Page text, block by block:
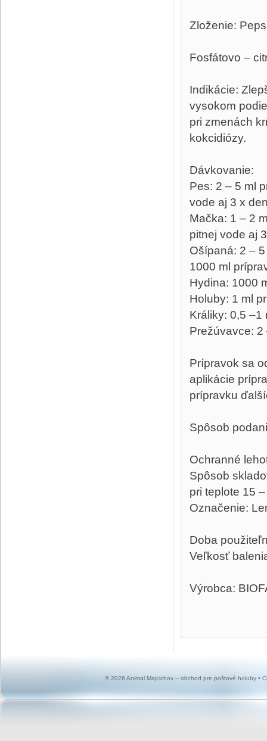
Zloženie:
Fosfátovo –
Indikácie:
vysokom
pri zmenách
kokcidiózy.
Dávkovanie:
Pes: 2 – 5 ml
vode aj 3 x
Mačka: 1 – 2
pitnej vode aj
Ošípaná: 2 –
1000 ml
Hydina: 1000
Holuby: 1 ml
Králiky: 0,5 –1
Prežúvavce: 2
Prípravok sa
aplikácie
prípravku
Spôsob
Ochranné
Spôsob
pri teplote 15
Označenie:
Doba
Veľkosť
Výrobca:
© 2026 Animal Majcichov – obchod pre poštové holuby •